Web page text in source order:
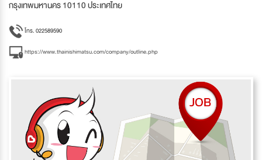
กรุงเทพมหานคร 10110 ประเทศไทย
โทร. 022589590
https://www.thainishimatsu.com/company/outline.php